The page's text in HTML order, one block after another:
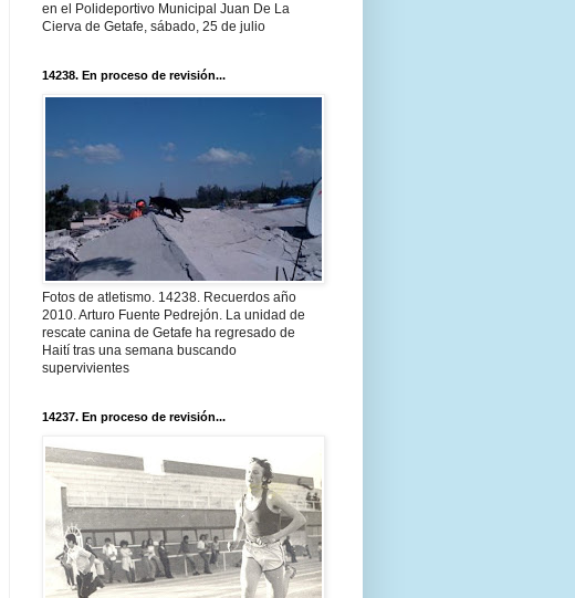
en el Polideportivo Municipal Juan De La
Cierva de Getafe, sábado, 25 de julio
14238. En proceso de revisión...
Fotos de atletismo. 14238. Recuerdos año
2010. Arturo Fuente Pedrejón. La unidad de
rescate canina de Getafe ha regresado de
Haití tras una semana buscando
supervivientes
14237. En proceso de revisión...